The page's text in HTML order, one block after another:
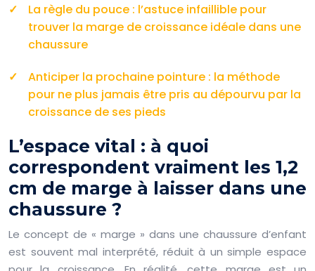
La règle du pouce : l’astuce infaillible pour
trouver la marge de croissance idéale dans une
chaussure
Anticiper la prochaine pointure : la méthode
pour ne plus jamais être pris au dépourvu par la
croissance de ses pieds
L’espace vital : à quoi
correspondent vraiment les 1,2
cm de marge à laisser dans une
chaussure ?
Le concept de « marge » dans une chaussure d’enfant
est souvent mal interprété, réduit à un simple espace